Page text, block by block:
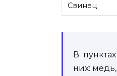
Свинец
В
них: